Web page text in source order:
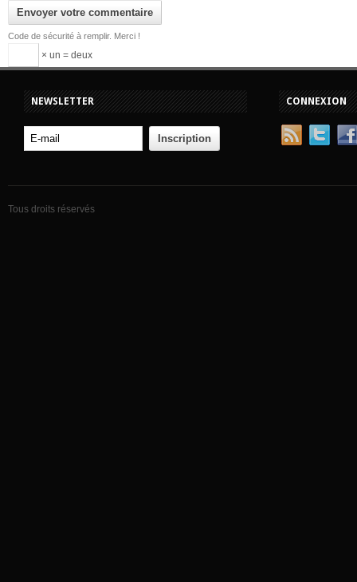
Code de sécurité à remplir. Merci !
× un = deux
NEWSLETTER CONNEXION
Tous droits réservés